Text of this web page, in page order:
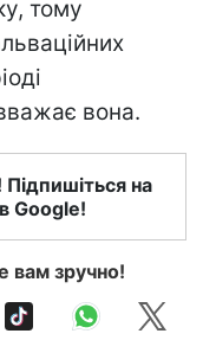
тому
вона.
на
Google!
вам зручно!